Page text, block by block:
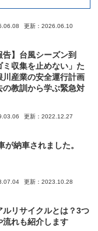
更新：2026.06.10
告】台風シーズン到
ミ収集を止めない」た
川産業の安全運行計画
の教訓から学ぶ緊急対
更新：2022.12.27
が納車されました。
更新：2023.10.28
ルリサイクルとは？3つ
流れも紹介します